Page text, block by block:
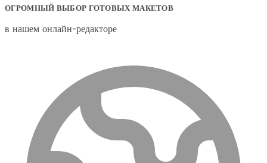
ОГРОМНЫЙ ВЫБОР ГОТОВЫХ МАКЕТОВ
в нашем онлайн-редакторе